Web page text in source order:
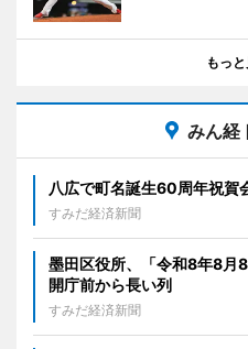
もっ
みん経
八広で町名誕生60周年祝
すみだ経済新聞
墨田区役所、「令和8年8
開庁前から長い列
すみだ経済新聞